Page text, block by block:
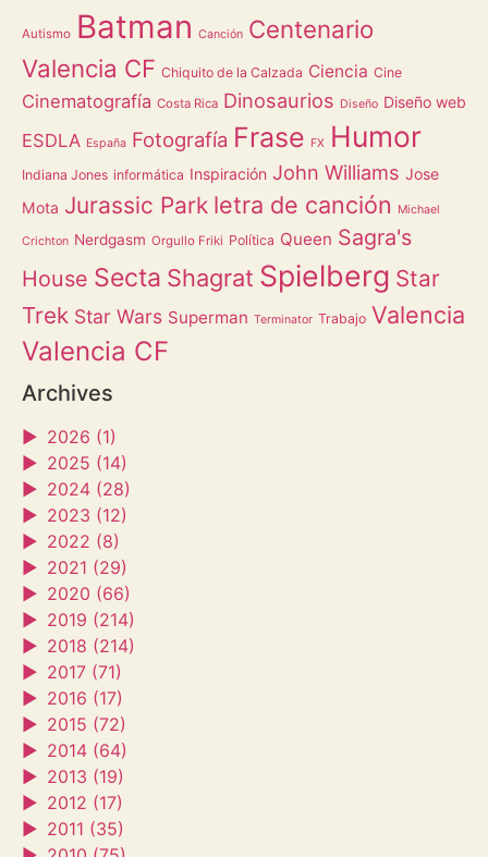
Autismo Batman Canción Centenario
Valencia CF Chiquito de la Calzada Ciencia Cine
Cinematografía Costa Rica Dinosaurios Diseño Diseño web
ESDLA España Fotografía Frase FX Humor
Indiana Jones informática Inspiración John Williams Jose
Mota Jurassic Park letra de canción Michael
Crichton Nerdgasm Orgullo Friki Política Queen Sagra's
House Secta Shagrat Spielberg Star
Trek Star Wars Superman Terminator Trabajo Valencia
Valencia CF
Archives
► 2026 (1)
► 2025 (14)
► 2024 (28)
► 2023 (12)
► 2022 (8)
► 2021 (29)
► 2020 (66)
► 2019 (214)
► 2018 (214)
► 2017 (71)
► 2016 (17)
► 2015 (72)
► 2014 (64)
► 2013 (19)
► 2012 (17)
► 2011 (35)